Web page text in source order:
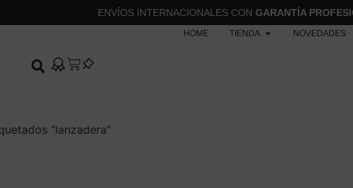
ENVÍOS INTERNACIONALES CON GARANTÍA
HOME TIENDA NOVEDADES
“lanzadera”